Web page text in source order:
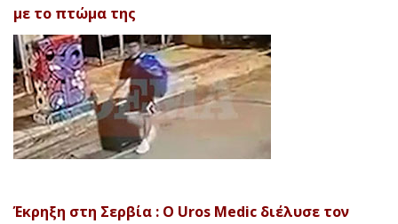
με το πτώμα της
Έκρηξη στη Σερβία : Ο Uros Medic διέλυσε τον